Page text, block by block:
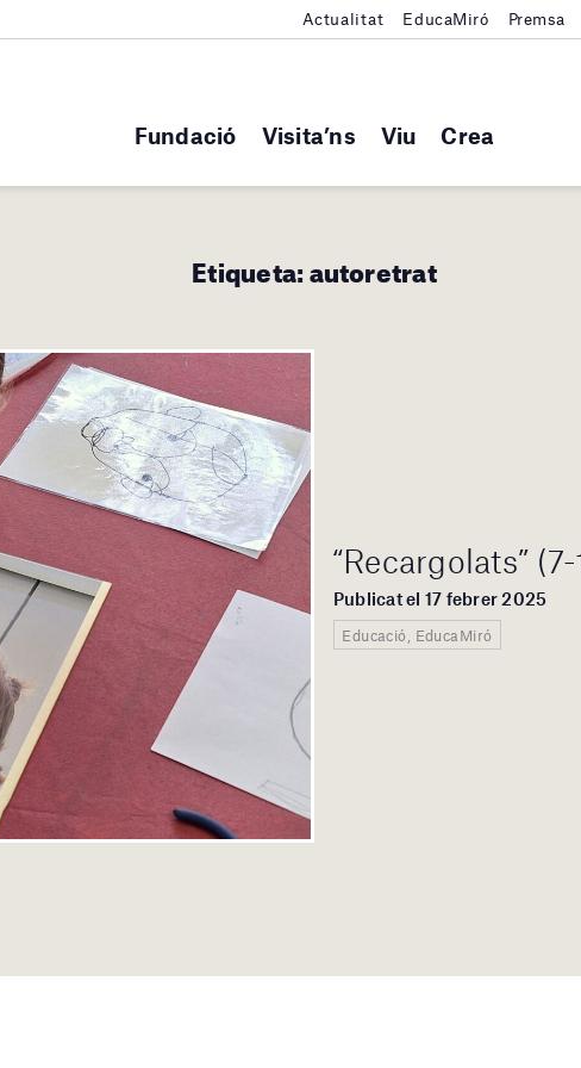
Fundació Visita’ns Viu Crea
Actualitat EducaMiró Premsa
Etiqueta:autoretrat
“Recargolats”
Publicat el 17 febrer 2025
Educació, EducaMiró